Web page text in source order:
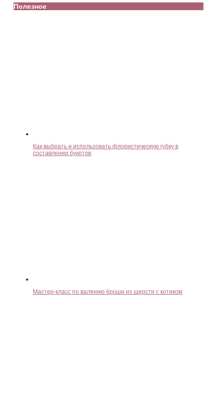
Полезное
Как выбрать и использовать флористическую губку в
составлении букетов
Мастер-класс по валянию броши из шерсти с котиком